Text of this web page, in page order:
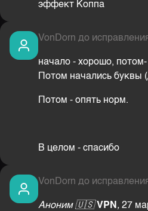
эффект Коппа
VonDorn до
начало - хорошо,
Потом начались буквы
Потом - опять норм.
В целом - спасибо
VonDorn до
Аноним 🇺🇸 VPN , 27